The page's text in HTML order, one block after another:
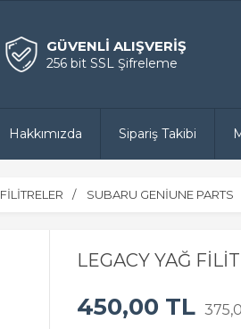
GÜVENLİ ALIŞVERİŞ
256 bit SSL Şifreleme
Hakkımızda Sipariş Takibi
FİLİTRELER SUBARU GENİUNE PARTS
LEGACY YAĞ
450,00 TL